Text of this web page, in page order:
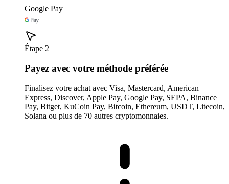
Google Pay
Étape 2
Payez avec votre méthode préférée
Finalisez votre achat avec Visa, Mastercard, American
Express, Discover, Apple Pay, Google Pay, SEPA, Binance
Pay, Bitget, KuCoin Pay, Bitcoin, Ethereum, USDT, Litecoin,
Solana ou plus de 70 autres cryptomonnaies.